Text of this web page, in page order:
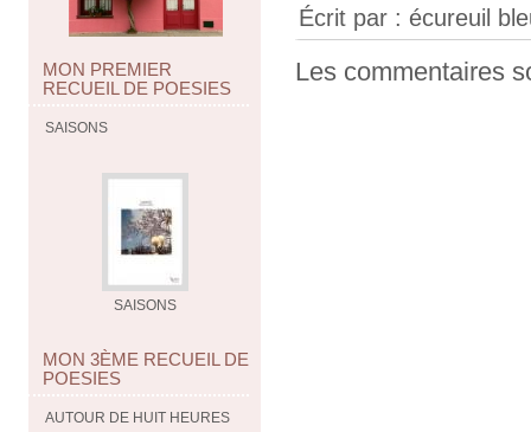
MON PREMIER
RECUEIL DE POESIES
SAISONS
SAISONS
MON 3ÈME RECUEIL DE
POESIES
AUTOUR DE HUIT HEURES
Écrit par : écureuil
Les commentaires